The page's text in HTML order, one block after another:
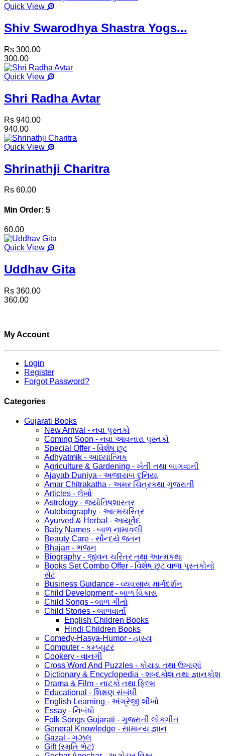
Quick View
Shiv Swarodhya Shastra Yogs...
Rs 300.00
300.00
Quick View
Shri Radha Avtar
Rs 940.00
940.00
Quick View
Shrinathji Charitra
Rs 60.00
Min Order: 5
60.00
Quick View
Uddhav Gita
Rs 360.00
360.00
My Account
Login
Register
Forgot Password?
Categories
Gujarati Books
New Arrival - નવા પુસ્તકો
Coming Soon - નવા આવનારા પુસ્તકો
Special Offer - વિશેષ છૂટ
Adhyatmik - આધ્યાત્મિક
Agriculture & Gardening - ખેતી તથા બાગવાની
Ajayab Duniya - અજાયબ દુનિયા
Amar Chitrakatha - અમર ચિત્રકથા ગુજરાતી
Articles - લેખો
Astrology - જ્યોતિષશાસ્ત્ર
Autobiography - આત્મચરિત્ર
Ayurved & Herbal - આયૂર્વેદ
Baby Names - બાળ નામાવલી
Beauty Care - સૌન્દર્ય જતન
Bhajan - ભજન
Biography - જીવન ચરિત્ર તથા આત્મકથા
Books Set Combo Offer - વિશેષ છૂટ વાળા પુસ્તકોનો
સેટ
Business Guidance - વ્યવસાય માર્ગદર્શન
Child Development - બાળ વિકાસ
Child Songs - બાળ ગીતો
Child Stories - બાળવાર્તા
English Children Books
Hindi Children Books
Comedy-Hasya-Humor - હાસ્ય
Computer - કમ્પ્યુટર
Cookery - વાનગી
Cross Word And Puzzles - કોયડા તથા ઉખાણાં
Dictionary & Encyclopedia - શબ્દકોશ તથા જ્ઞાનકોશ
Drama & Film - નાટકો તથા ફિલ્મ
Educational - શિક્ષણ સંબંધી
English Learning - અંગ્રેજી શીખો
Essay - નિબંધો
Folk Songs Gujarati - ગુજરાતી લોકગીત
General Knowledge - સામાન્ય જ્ઞાન
Gazal - ગઝલ
Gift (સ્મૃતિ ભેટ)